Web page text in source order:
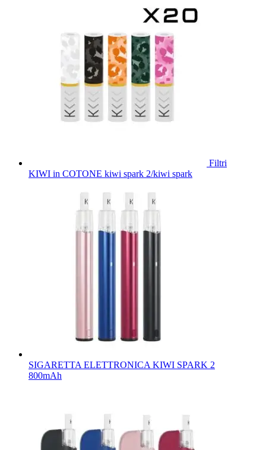
Filtri
KIWI in COTONE kiwi spark 2/kiwi spark
SIGARETTA ELETTRONICA KIWI SPARK 2
800mAh